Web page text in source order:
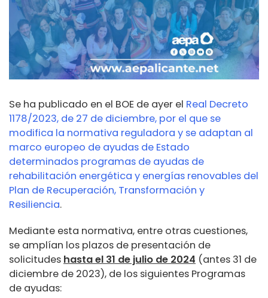
Se ha publicado en el BOE de ayer el Real Decreto
1178/2023, de 27 de diciembre, por el que se
modifica la normativa reguladora y se adaptan al
marco europeo de ayudas de Estado
determinados programas de ayudas de
rehabilitación energética y energías renovables del
Plan de Recuperación, Transformación y
Resiliencia.
Mediante esta normativa, entre otras cuestiones,
se amplían los plazos de presentación de
solicitudes hasta el 31 de julio de 2024 (antes 31 de
diciembre de 2023), de los siguientes Programas
de ayudas: